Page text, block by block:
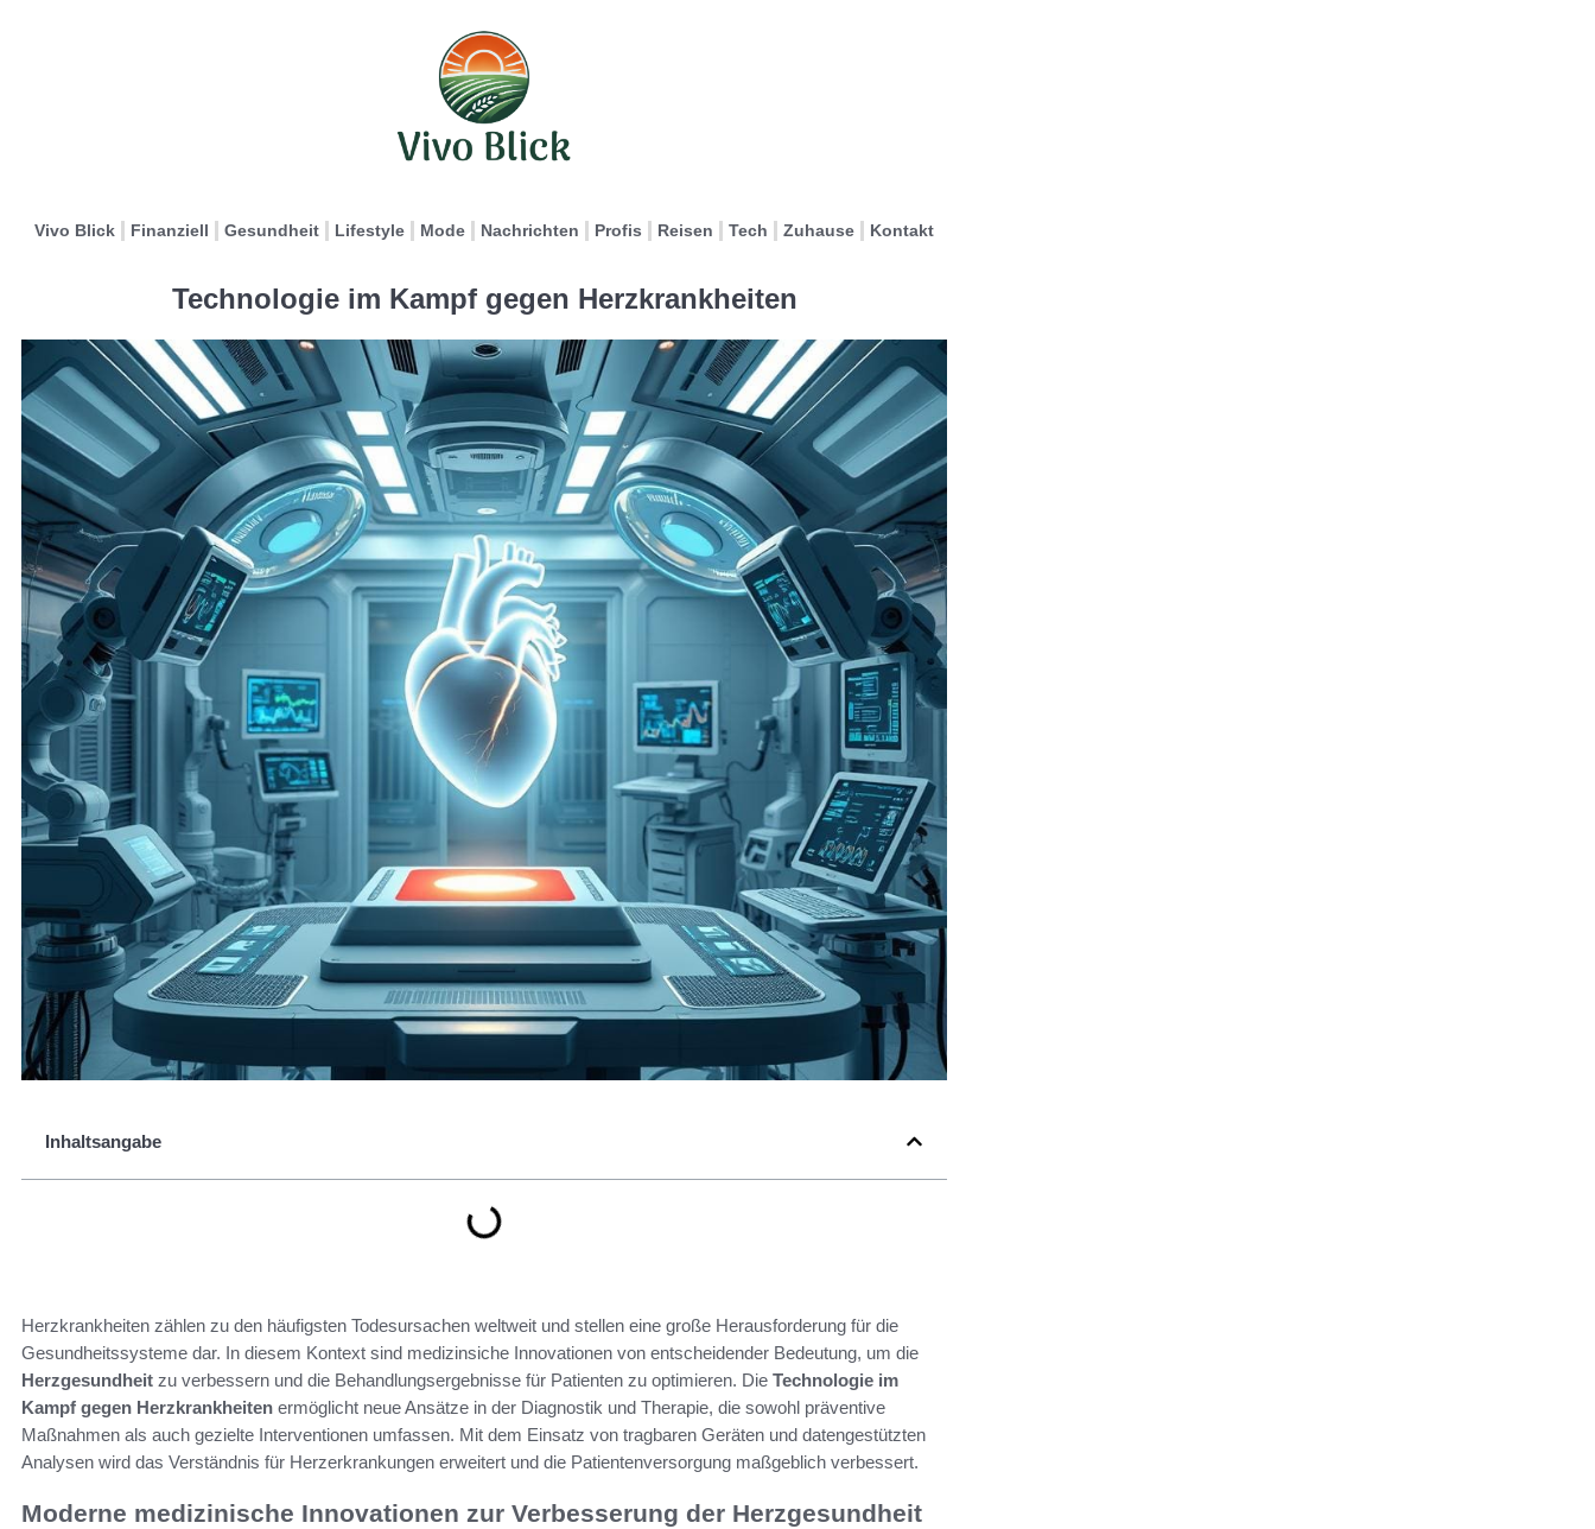
Vivo Blick Finanziell Gesundheit Lifestyle Mode Nachrichten Profis Reisen Tech Zuhause Kontakt
Technologie im Kampf gegen Herzkrankheiten
Inhaltsangabe
Herzkrankheiten zählen zu den häufigsten Todesursachen weltweit und stellen eine große Herausforderung für die
Gesundheitssysteme dar. In diesem Kontext sind medizinsiche Innovationen von entscheidender Bedeutung, um die
Herzgesundheit zu verbessern und die Behandlungsergebnisse für Patienten zu optimieren. Die Technologie im
Kampf gegen Herzkrankheiten ermöglicht neue Ansätze in der Diagnostik und Therapie, die sowohl präventive
Maßnahmen als auch gezielte Interventionen umfassen. Mit dem Einsatz von tragbaren Geräten und datengestützten
Analysen wird das Verständnis für Herzerkrankungen erweitert und die Patientenversorgung maßgeblich verbessert.
Moderne medizinische Innovationen zur Verbesserung der Herzgesundheit